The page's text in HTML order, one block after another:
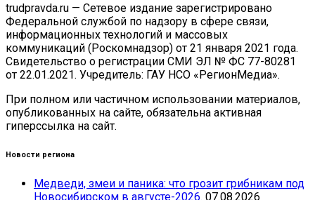
trudpravda.ru — Сетевое издание зарегистрировано
Федеральной службой по надзору в сфере связи,
информационных технологий и массовых
коммуникаций (Роскомнадзор) от 21 января 2021 года.
Свидетельство о регистрации СМИ ЭЛ № ФС 77-80281
от 22.01.2021. Учредитель: ГАУ НСО «РегионМедиа».
При полном или частичном использовании материалов,
опубликованных на сайте, обязательна активная
гиперссылка на сайт.
Новости региона
Медведи, змеи и паника: что грозит грибникам под
Новосибирском в августе-2026. 07.08.2026